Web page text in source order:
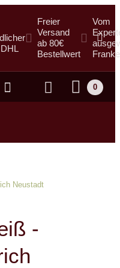
Freier
Versand
ab 80€
Bestellwert
Vom
Suche
0
Neustadt
-